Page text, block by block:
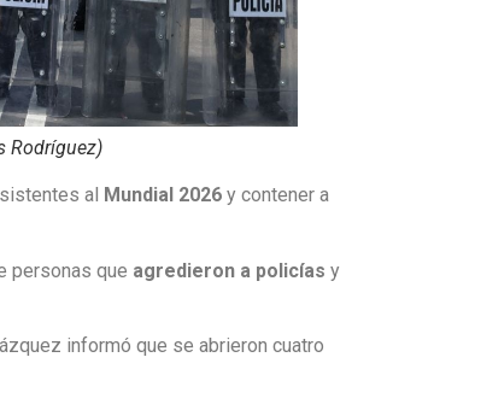
Rodríguez)
al Mundial 2026 y contener a
personas que agredieron a policías y
informó que se abrieron cuatro